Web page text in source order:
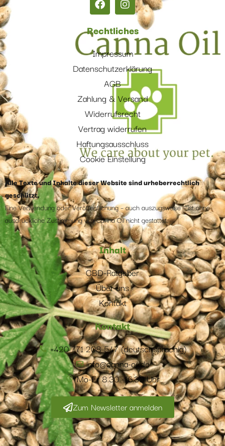
Rechtliches
Impressum
Datenschutzerklärung
AGB
Zahlung & Versand
Widerrufsrecht
Vertrag widerrufen
Haftungsausschluss
Cookie Einstellung
Alle Texte und Inhalte dieser Website sind urheberrechtlich
geschützt.
Eine Verwendung oder Veröffentlichung – auch auszugsweise – ist ohne
ausdrückliche Zustimmung von Canna Oil nicht gestattet.
Inhalt
CBD-Ratgeber
Über uns
Kontakt
Kontakt
+420 771 208 547 (deutschsprachig)
info@canna-oil.de
Mo-Fr 8.30 -16.30 Uhr
Zum Newsletter anmelden